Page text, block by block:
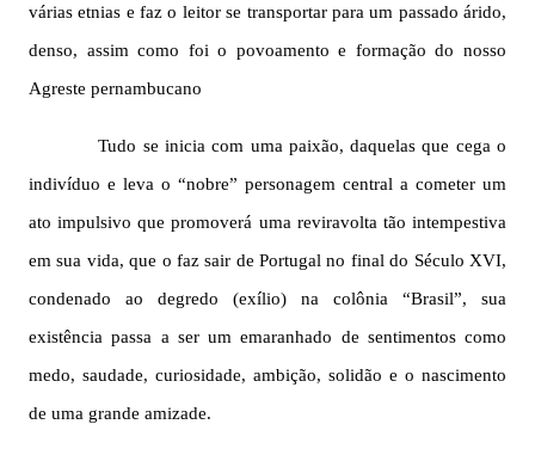
várias etnias e faz o leitor se transportar para um passado árido,
denso, assim como foi o povoamento e formação do nosso
Agreste pernambucano
Tudo se inicia com uma paixão, daquelas que cega o
indivíduo e leva o “nobre” personagem central a cometer um
ato impulsivo que promoverá uma reviravolta tão intempestiva
em sua vida, que o faz sair de Portugal no final do Século XVI,
condenado ao degredo (exílio) na colônia “Brasil”, sua
existência passa a ser um emaranhado de sentimentos como
medo, saudade, curiosidade, ambição, solidão e o nascimento
de uma grande amizade.